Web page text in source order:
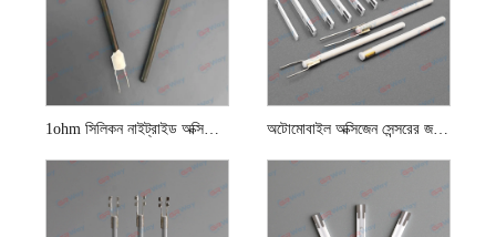
1ohm সিলিকন নাইট্রাইড অক্সিজেন সেন্সর সিরামিক গরম করার উপাদান অটোমোবাইল অক্সিজেন সেন্সরের জন্য সিরামিক গরম করার উপাদান